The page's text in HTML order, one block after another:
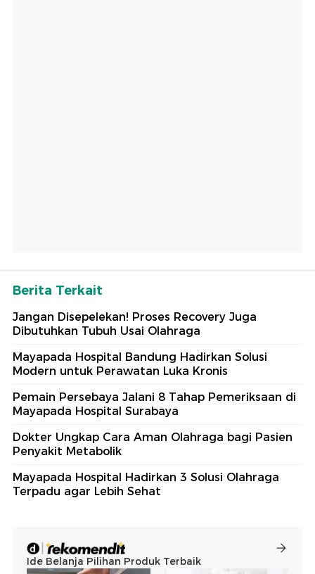
Berita Terkait
Jangan Disepelekan! Proses Recovery Juga
Dibutuhkan Tubuh Usai Olahraga
Mayapada Hospital Bandung Hadirkan Solusi
Modern untuk Perawatan Luka Kronis
Pemain Persebaya Jalani 8 Tahap Pemeriksaan di
Mayapada Hospital Surabaya
Dokter Ungkap Cara Aman Olahraga bagi Pasien
Penyakit Metabolik
Mayapada Hospital Hadirkan 3 Solusi Olahraga
Terpadu agar Lebih Sehat